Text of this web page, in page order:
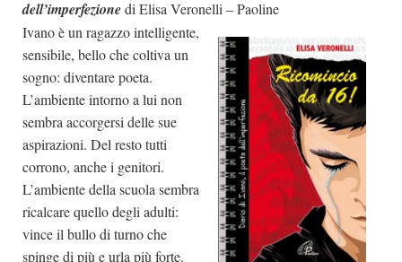
dell’imperfezionedi Elisa Veronelli – Paoline
Ivano è un ragazzo intelligente,
sensibile, bello che coltiva un
sogno: diventare poeta.
L’ambiente intorno a lui non
sembra accorgersi delle sue
aspirazioni. Del resto tutti
corrono, anche i genitori.
L’ambiente della scuola sembra
ricalcare quello degli adulti:
vince il bullo di turno che
spinge di più e urla più forte.